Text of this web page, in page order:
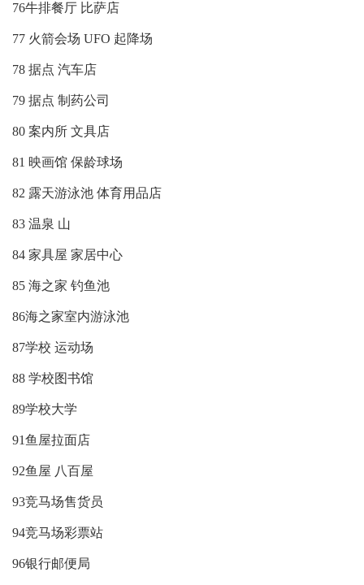
76牛排餐厅 比萨店
77 火箭会场 UFO 起降场
78 据点 汽车店
79 据点 制药公司
80 案内所 文具店
81 映画馆 保龄球场
82 露天游泳池 体育用品店
83 温泉 山
84 家具屋 家居中心
85 海之家 钓鱼池
86海之家室内游泳池
87学校 运动场
88 学校图书馆
89学校大学
91鱼屋拉面店
92鱼屋 八百屋
93竞马场售货员
94竞马场彩票站
96银行邮便局